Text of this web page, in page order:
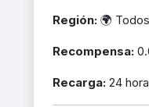
Región: 🌍 Todos
Recompensa:
Recarga: 24